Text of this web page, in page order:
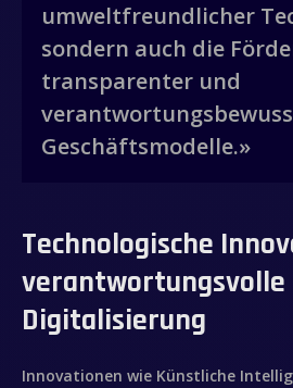
umweltfreundlicher
sondern auch die
transparenter und
Geschäftsmodelle.»
Technologische
verantwortungsvolle
Digitalisierung
Innovationen wie Künstliche